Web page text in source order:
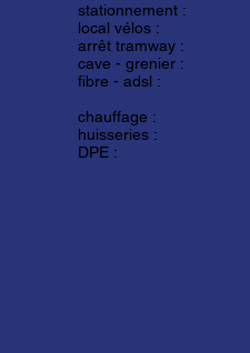
stationnement :
local vélos :
arrêt tramway :
cave - grenier :
fibre - adsl :
chauffage :
huisseries :
DPE :